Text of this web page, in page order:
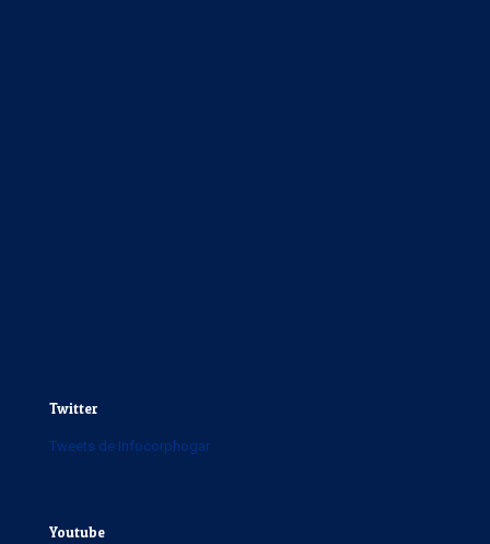
Twitter
Tweets de Infocorphogar
Youtube